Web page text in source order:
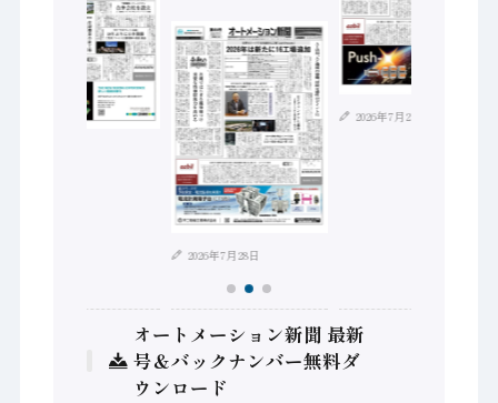
2026年7月28日
2026年7月21日
オートメーション新聞 最新
号＆バックナンバー無料ダ
ウンロード